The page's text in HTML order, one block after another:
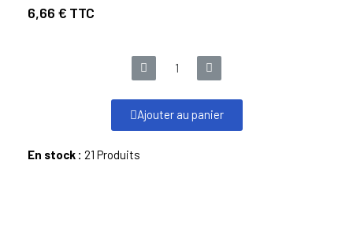
6,66 € TTC
Ajouter au panier
En stock : 21 Produits